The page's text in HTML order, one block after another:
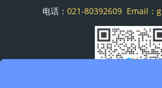
电话： 021-80392609 Email：